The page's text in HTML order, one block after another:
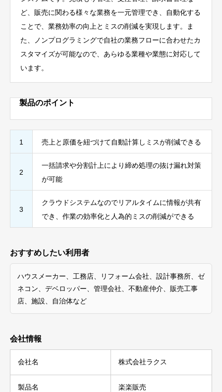
ど、販売に関わる様々な業務を一元管理でき、自動化する
ことで、業務効率の向上とミスの削減を実現します。
ま
た、ノンプログラミングで自社の業務フローに合わせたカ
スタマイズが可能なので、あらゆる業種や業態に対応して
います。
製品のポイント
1 売上と原価を紐づけて自動計算しミスが削減できる
2
一括請求や分割計上により締め処理の抜け漏れ対策
が可能
3
クラウドシステムなのでリアルタイムに情報が共有
でき、作業の効率化と人為的ミスの削減ができる
おすすめしたい利用者
ハウスメーカー、工務店、リフォーム会社、設計事務所、ゼ
ネコン、デベロッパー、管理会社、不動産仲介、販売工事
店、施設、自治体など
会社情報
会社名 株式会社ラクス
製品名 楽楽販売